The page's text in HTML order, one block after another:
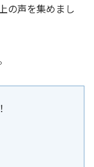
の声を集めまし